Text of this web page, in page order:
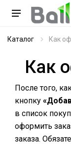
Каталог Как
Как
После того,
кнопку
в список
оформить
заказа.